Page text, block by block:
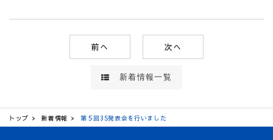
前へ 次へ
新着情報一覧
トップ 新着情報 第５回3S発表会を行いました